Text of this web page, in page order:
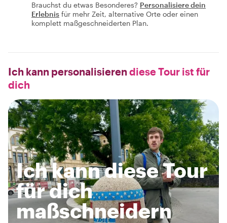
Brauchst du etwas Besonderes? Personalisiere dein
Erlebnis für mehr Zeit, alternative Orte oder einen
komplett maßgeschneiderten Plan.
Ich kann personalisieren diese Tour ist für
dich
Ich kann diese Tour
für dich
maßschneidern